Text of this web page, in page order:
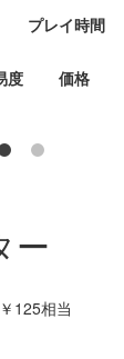
プレイ時間
度 価格
ー
￥125相当